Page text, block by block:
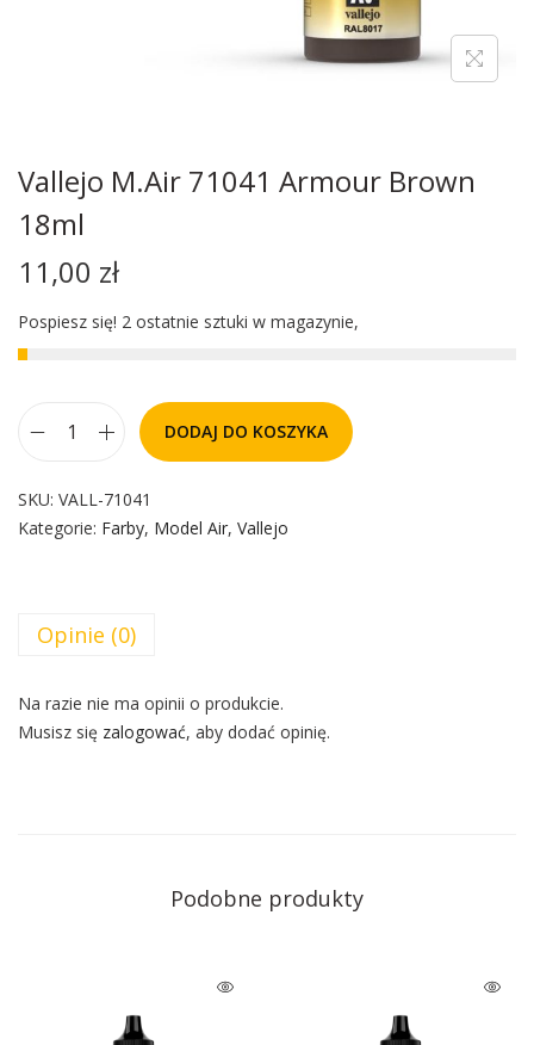
Vallejo M.Air 71041 Armour Brown
18ml
11,00 zł
Pospiesz się! 2 ostatnie sztuki w magazynie,
DODAJ DO KOSZYKA
SKU: VALL-71041
Kategorie: Farby, Model Air, Vallejo
Opinie (0)
Na razie nie ma opinii o produkcie.
Musisz się zalogować, aby dodać opinię.
Podobne produkty